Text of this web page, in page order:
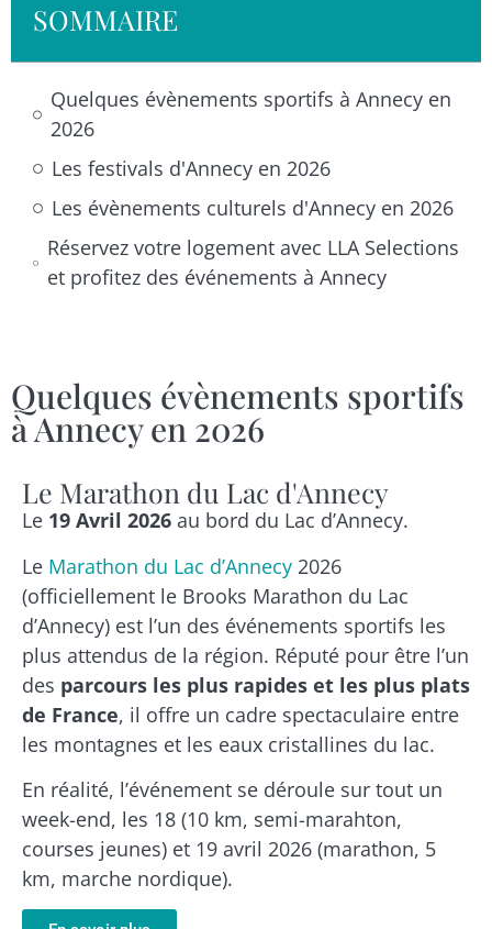
SOMMAIRE
Quelques évènements sportifs à Annecy en
2026
Les festivals d'Annecy en 2026
Les évènements culturels d'Annecy en 2026
Réservez votre logement avec LLA Selections
et profitez des événements à Annecy
Quelques évènements sportifs
à Annecy en 2026
Le Marathon du Lac d'Annecy
Le 19 Avril 2026 au bord du Lac d’Annecy.
Le Marathon du Lac d’Annecy 2026
(officiellement le Brooks Marathon du Lac
d’Annecy) est l’un des événements sportifs les
plus attendus de la région. Réputé pour être l’un
des parcours les plus rapides et les plus plats
de France, il offre un cadre spectaculaire entre
les montagnes et les eaux cristallines du lac.
En réalité, l’événement se déroule sur tout un
week-end, les 18 (10 km, semi-marahton,
courses jeunes) et 19 avril 2026 (marathon, 5
km, marche nordique).